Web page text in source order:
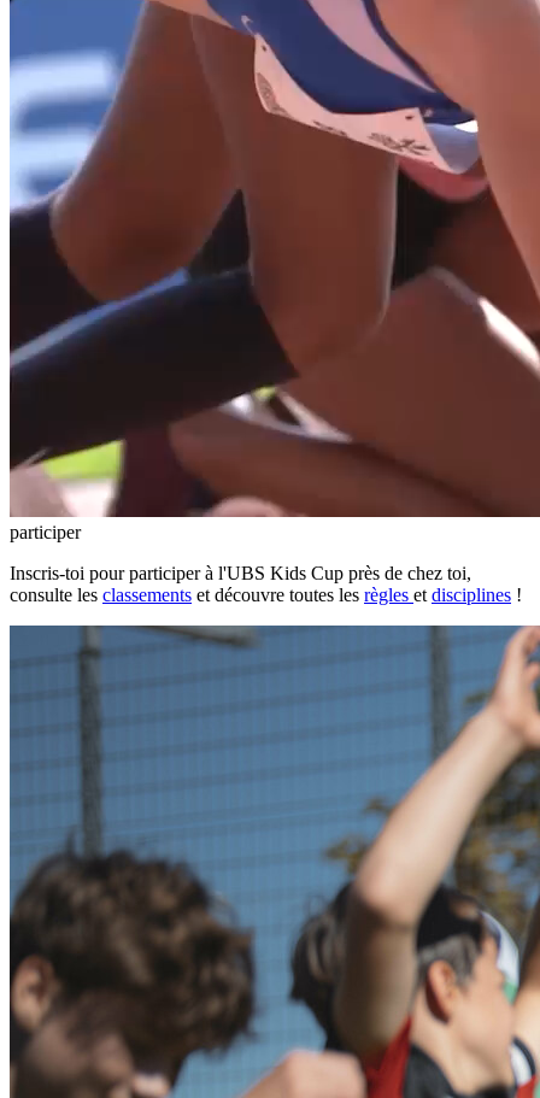
participer
Inscris-toi pour participer à l'UBS Kids Cup près de chez toi,
consulte les classements et découvre toutes les règles et disciplines !